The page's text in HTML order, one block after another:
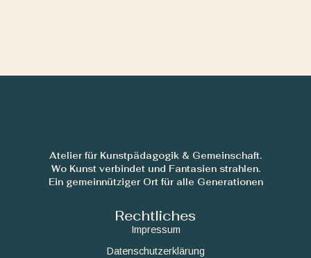
Atelier für Kunstpädagogik & Gemeinschaft.
Wo Kunst verbindet und Fantasien strahlen.
Ein gemeinnütziger Ort für alle Generationen
Rechtliches
Impressum
Datenschutzerklärung